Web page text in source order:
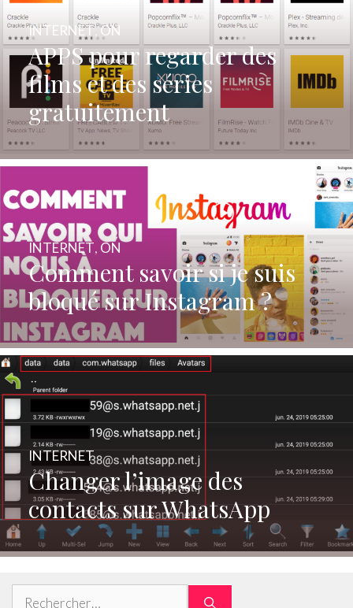
APPS pour regarder des
films et des séries
gratuitement
INTERNET,ON
Comment savoir si je suis
bloqué sur Instagram ?
INTERNET, ON
Changer l’image des
contacts sur WhatsApp
INTERNET
Rechercher :